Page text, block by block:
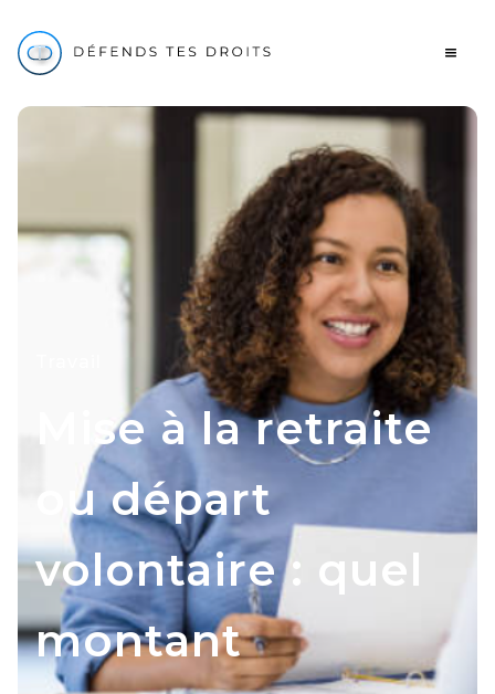
Mise à la retraite
ou départ
volontaire : quel
montant